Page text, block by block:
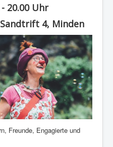
- 20.00 Uhr
4, Minden
Freunde, Engagierte und